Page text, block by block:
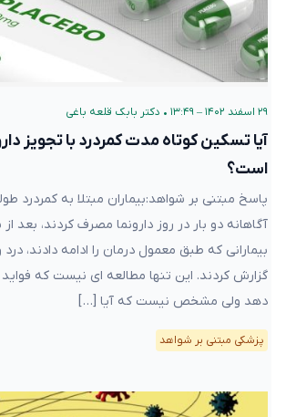
۲۹ اسفند ۱۴۰۲ – ۱۳:۴۹ • دکتر بابک قلعه‌ باغی
آیا تسکین کوتاه مدت کمردرد با تجویز
است؟
پاسخ مبتنی بر شواهد:بیماران مبتلا به کمردرد
آگاهانه دو بار در روز دارونما مصرف کردند،
بیمارانی که طبق معمول درمان را ادامه دادند، درد
گزارش کردند. این تنها مطالعه ای نیست که فواید
دهد ولی مشخص نیست که آیا […]
پزشکی مبتنی بر شواهد